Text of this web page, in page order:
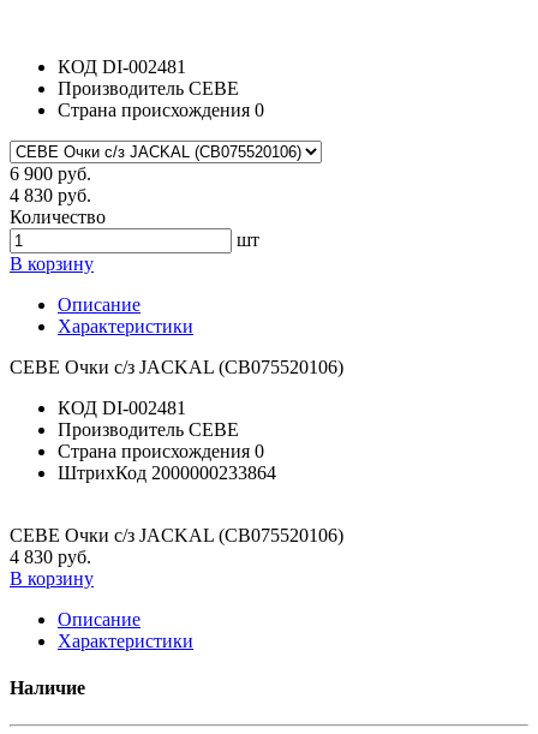
КОД DI-002481
Производитель CEBE
Страна происхождения 0
6 900 руб.
4 830 руб.
Количество
шт
В корзину
Описание
Характеристики
CEBE Очки с/з JACKAL (CB075520106)
КОД DI-002481
Производитель CEBE
Страна происхождения 0
ШтрихКод 2000000233864
CEBE Очки с/з JACKAL (CB075520106)
4 830 руб.
В корзину
Описание
Характеристики
Наличие